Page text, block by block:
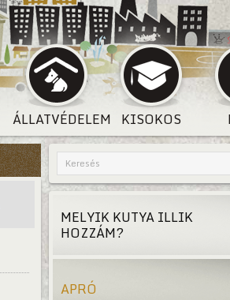
ÁLLATVÉDELEM KISOKOS
MELYIK KUTYA ILLIK
HOZZÁM?
APRÓ